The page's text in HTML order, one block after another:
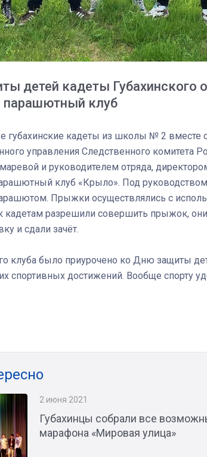
детей кадеты Губахинского
парашютный клуб
кадеты из школы № 2 вместе
управления Следственного комитета
и руководителем отряда,
клуб «Крыло». Под руководством
Прыжки осуществлялись с
кадетам разрешили совершить прыжок,
и сдали зачёт.
клуба было приурочено ко Дню защиты
спортивных достижений. Вообще спорту
2 июня 2021
Губахинцы собрали все
марафона «Мировая улица»